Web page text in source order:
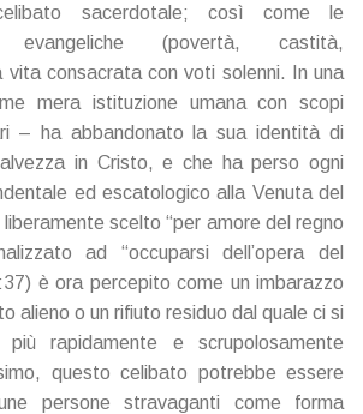
sacerdotale; così come le
evangeliche (povertà, castità,
vita consacrata con voti solenni. In una
mera istituzione umana con scopi
– ha abbandonato la sua identità di
in Cristo, e che ha perso ogni
ed escatologico alla Venuta del
scelto “per amore del regno
ad “occuparsi dell’opera del
è ora percepito come un imbarazzo
alieno o un rifiuto residuo dal quale ci si
rapidamente e scrupolosamente
questo celibato potrebbe essere
persone stravaganti come forma